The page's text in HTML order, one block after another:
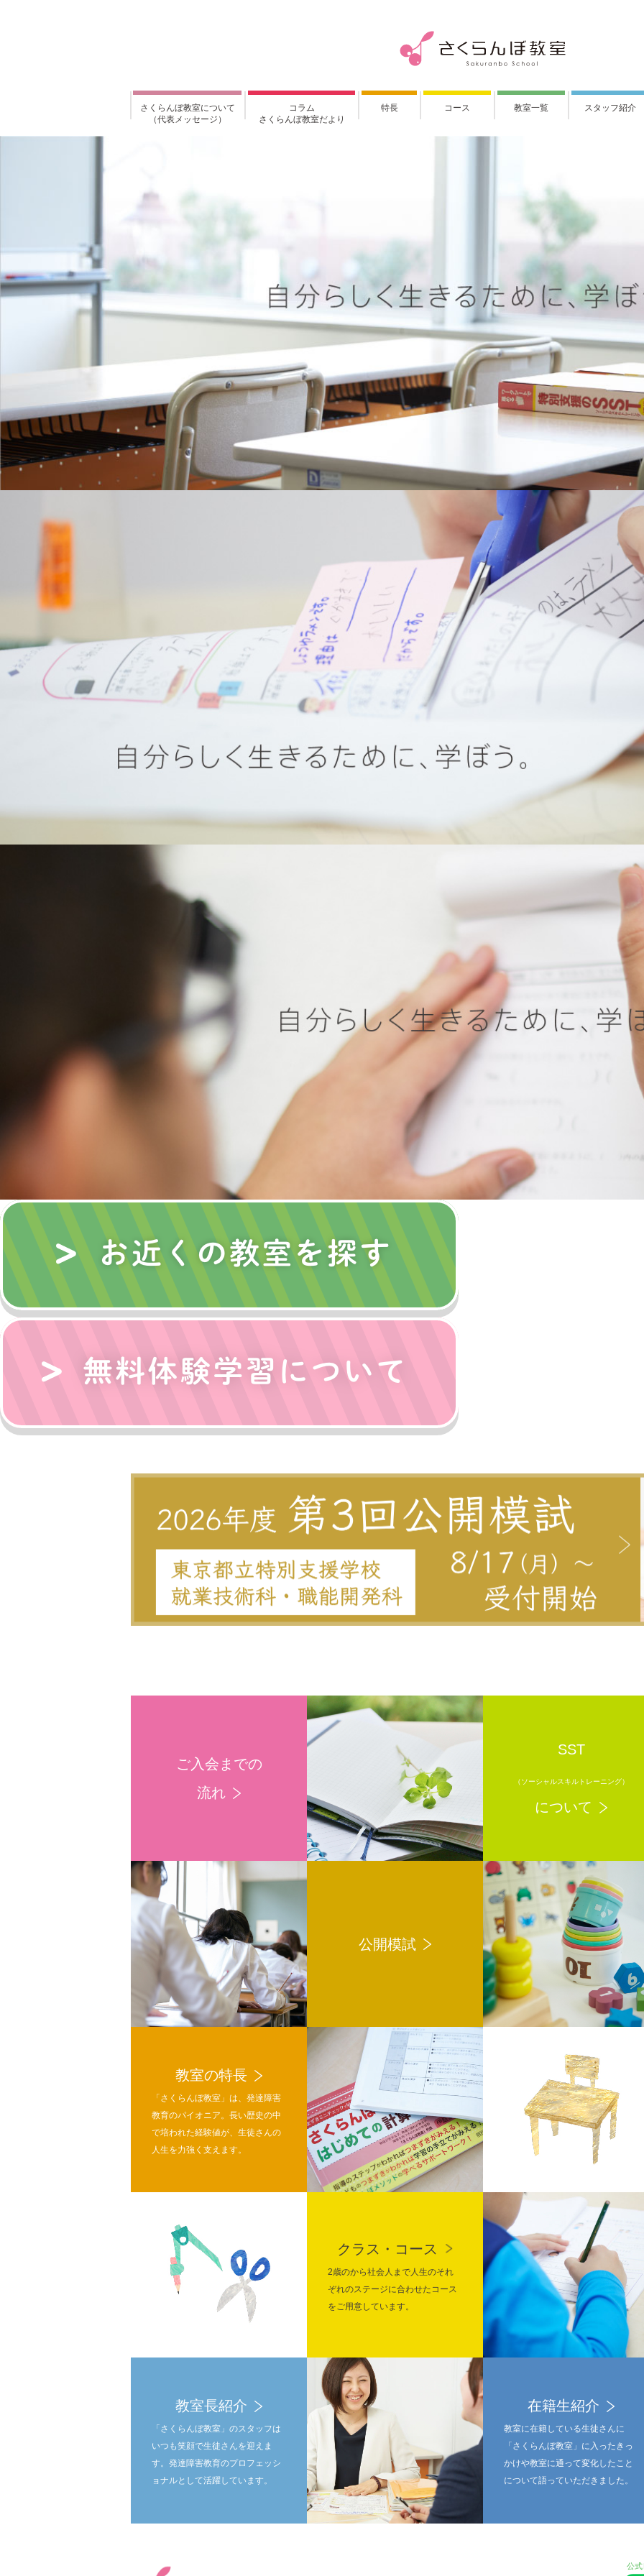
さくらんぼ教室について
（代表メッセージ）
コラム
さくらんぼ教室だより
特長 コース 教室一覧 スタッフ紹介
ご入会までの
流れ
SST
（ソーシャルスキルトレーニング）
について
公開模試
教室の特長
「さくらんぼ教室」は、発達障害
教育のパイオニア。長い歴史の中
で培われた経験値が、生徒さんの
人生を力強く支えます。
クラス・コース
2歳のから社会人まで人生のそれ
ぞれのステージに合わせたコース
をご用意しています。
教室長紹介
「さくらんぼ教室」のスタッフは
いつも笑顔で生徒さんを迎えま
す。発達障害教育のプロフェッシ
ョナルとして活躍しています。
在籍生紹介
教室に在籍している生徒さんに
「さくらんぼ教室」に入ったきっ
かけや教室に通って変化したこと
について語っていただきました。